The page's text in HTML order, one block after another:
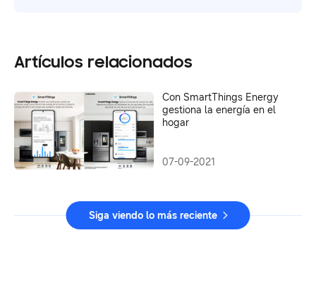
Artículos relacionados
Con SmartThings Energy
gestiona la energía en el
hogar
07-09-2021
Siga viendo lo más reciente